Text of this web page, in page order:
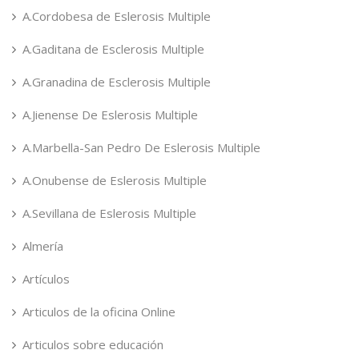
A.Cordobesa de Eslerosis Multiple
A.Gaditana de Esclerosis Multiple
A.Granadina de Esclerosis Multiple
A.Jienense De Eslerosis Multiple
A.Marbella-San Pedro De Eslerosis Multiple
A.Onubense de Eslerosis Multiple
A.Sevillana de Eslerosis Multiple
Almería
Artículos
Articulos de la oficina Online
Articulos sobre educación